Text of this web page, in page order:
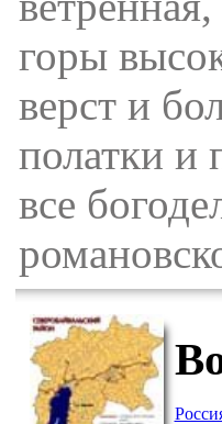
горы
верст и
полатки и
все